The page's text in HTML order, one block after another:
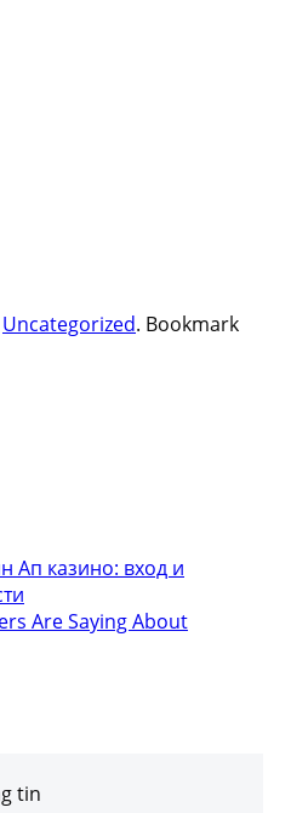
Uncategorized. Bookmark
Ап казино: вход и
Are Saying About
tin